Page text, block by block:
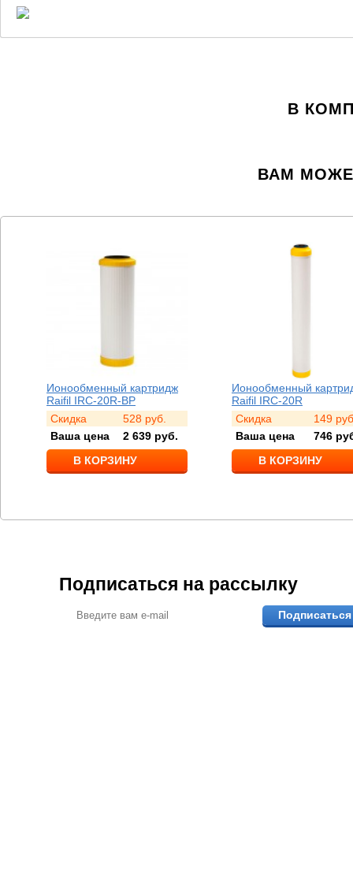
В
ВАМ
Ионообменный картридж
Raifil IRC-20R-BP
Скидка
528 руб.
Ваша цена
2 639 руб.
В КОРЗИНУ
Ионообменный
Raifil IRC-20R
Скидка
149
Ваша цена
746
В КОРЗИНУ
Подписаться на рассылку
Подписаться